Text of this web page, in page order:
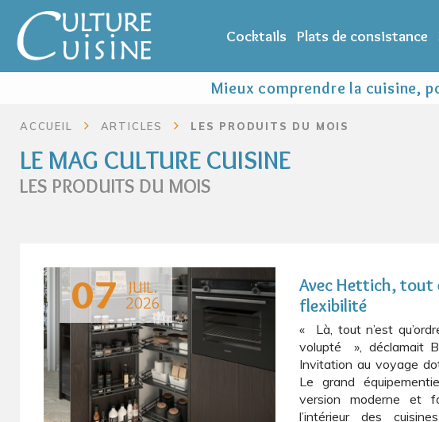
Cocktails Plats de consistance
Mieux comprendre la cuisine,
LE MAG CULTURE CUISINE
LES PRODUITS DU MOIS
ACCUEIL ARTICLES LES PRODUITS DU MOIS
07
JUIL.
2026
Avec Hettich, tout
flexibilité
« Là, tout n’est
volupté », déclamait
Invitation au voyage
Le grand
version moderne et
l’intérieur des